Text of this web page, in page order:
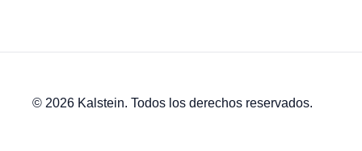
© 2026 Kalstein. Todos los derechos reservados.